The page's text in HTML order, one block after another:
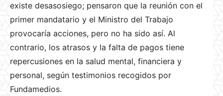
existe desasosiego; pensaron que la reunión con el
primer mandatario y el Ministro del Trabajo
provocaría acciones, pero no ha sido así. Al
contrario, los atrasos y la falta de pagos tiene
repercusiones en la salud mental, financiera y
personal, según testimonios recogidos por
Fundamedios.